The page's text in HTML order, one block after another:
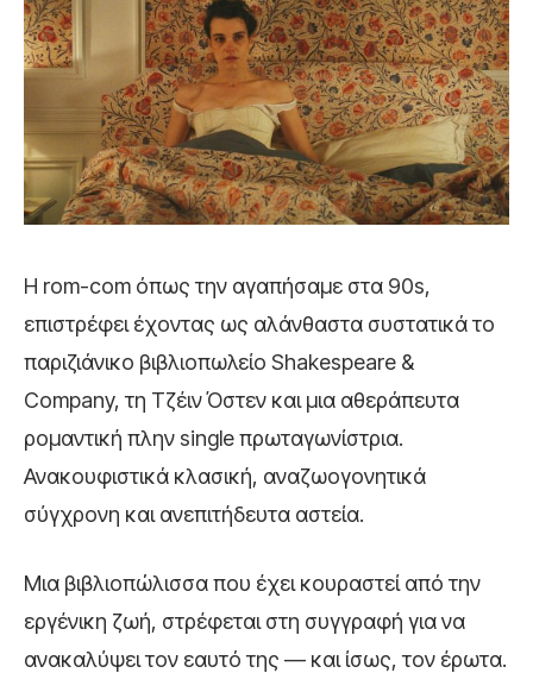
Η rom-com όπως την αγαπήσαμε στα 90s,
επιστρέφει έχοντας ως αλάνθαστα συστατικά το
παριζιάνικο βιβλιοπωλείο Shakespeare &
Company, τη Τζέιν Όστεν και μια αθεράπευτα
ρομαντική πλην single πρωταγωνίστρια.
Ανακουφιστικά κλασική, αναζωογονητικά
σύγχρονη και ανεπιτήδευτα αστεία.
Μια βιβλιοπώλισσα που έχει κουραστεί από την
εργένικη ζωή, στρέφεται στη συγγραφή για να
ανακαλύψει τον εαυτό της — και ίσως, τον έρωτα.